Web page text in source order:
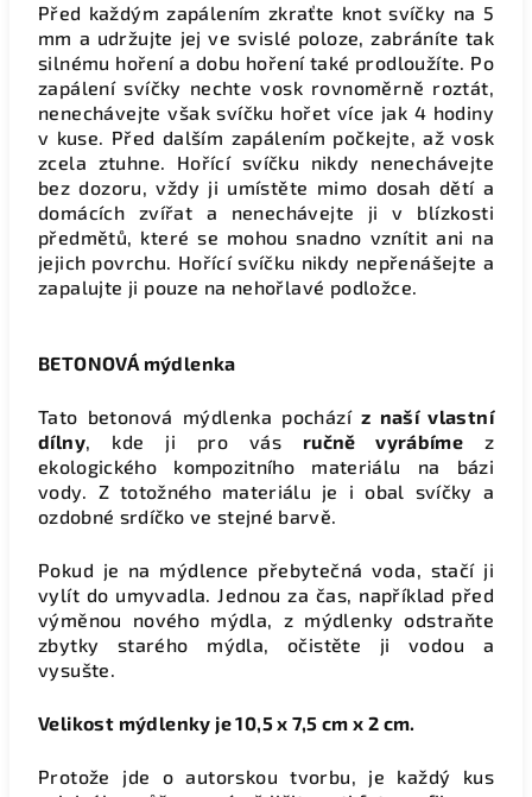
Před každým zapálením zkraťte knot svíčky na 5
mm a udržujte jej ve svislé poloze, zabráníte tak
silnému hoření a dobu hoření také prodloužíte. Po
zapálení svíčky nechte vosk rovnoměrně roztát,
nenechávejte však svíčku hořet více jak 4 hodiny
v kuse. Před dalším zapálením počkejte, až vosk
zcela ztuhne. Hořící svíčku nikdy nenechávejte
bez dozoru, vždy ji umístěte mimo dosah dětí a
domácích zvířat a nenechávejte ji v blízkosti
předmětů, které se mohou snadno vznítit ani na
jejich povrchu. Hořící svíčku nikdy nepřenášejte a
zapalujte ji pouze na nehořlavé podložce.
BETONOVÁ mýdlenka
Tato betonová mýdlenka pocházíz naší vlastní
dílny, kde ji pro vás ručně vyrábímez
ekologického kompozitního materiálu na bázi
vody. Z totožného materiálu je i obal svíčky a
ozdobné srdíčko ve stejné barvě.
Pokud je na mýdlence přebytečná voda, stačí ji
vylít do umyvadla. Jednou za čas, například před
výměnou nového mýdla, z mýdlenky odstraňte
zbytky starého mýdla, očistěte ji vodou a
vysušte.
Velikost mýdlenky je 10,5 x 7,5 cm x 2 cm.
Protože jde o autorskou tvorbu, je každý kus